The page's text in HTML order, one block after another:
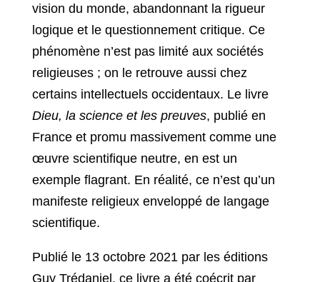
vision du monde, abandonnant la rigueur
logique et le questionnement critique. Ce
phénomène n’est pas limité aux sociétés
religieuses ; on le retrouve aussi chez
certains intellectuels occidentaux. Le livre
Dieu, la science et les preuves, publié en
France et promu massivement comme une
œuvre scientifique neutre, en est un
exemple flagrant. En réalité, ce n’est qu’un
manifeste religieux enveloppé de langage
scientifique.
Publié le 13 octobre 2021 par les éditions
Guy Trédaniel, ce livre a été coécrit par